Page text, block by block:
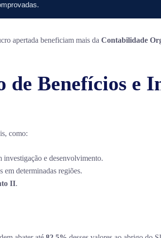
apertada beneficiam mais da Contabilidade
de Benefícios e
como:
investigação e desenvolvimento.
em determinadas regiões.
II.